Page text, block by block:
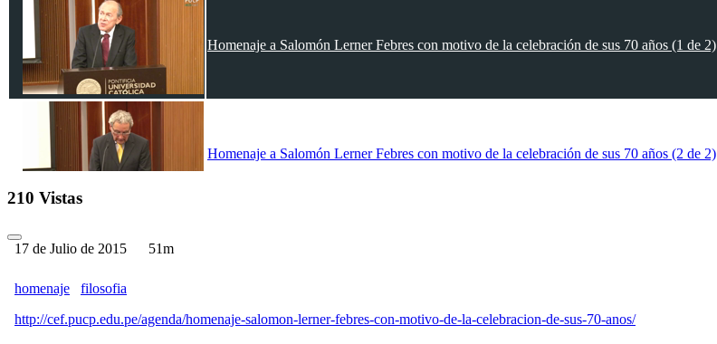
Homenaje a Salomón Lerner Febres con motivo de la celebración de sus 70 años (1 de 2)
Homenaje a Salomón Lerner Febres con motivo de la celebración de sus 70 años (2 de 2)
210 Vistas
17 de Julio de 2015 51m
homenaje
filosofia
http://cef.pucp.edu.pe/agenda/homenaje-salomon-lerner-febres-con-motivo-de-la-celebracion-de-sus-70-anos/